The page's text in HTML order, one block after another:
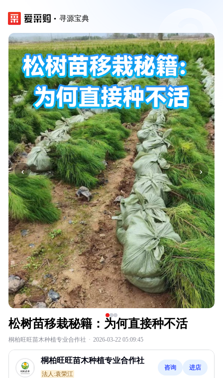
寻源宝典
‹ ›
松树苗移栽秘籍：为何直接种不活
桐柏旺旺苗木种植专业合作社 · 2026-03-22 05:09:45
桐柏旺旺苗木种植专业合作社
法人:袁荣江
咨询 进店